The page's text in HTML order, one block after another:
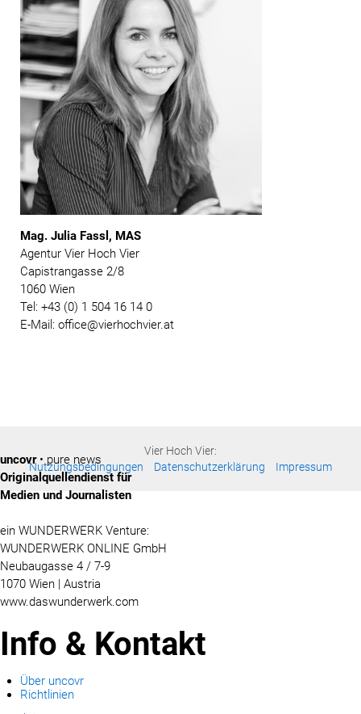
Mag. Julia Fassl, MAS
Agentur Vier Hoch Vier
Capistrangasse 2/8
1060 Wien
Tel: +43 (0) 1 504 16 14 0
E-Mail: office@vierhochvier.at
Vier Hoch Vier:
Nutzungsbedingungen
Datenschutzerklärung Impressum
uncovr• pure news
Originalquellendienst für
Medien und Journalisten
ein WUNDERWERK Venture:
WUNDERWERK ONLINE GmbH
Neubaugasse 4 / 7-9
1070 Wien | Austria
www.daswunderwerk.com
Info & Kontakt
Über uncovr
Richtlinien